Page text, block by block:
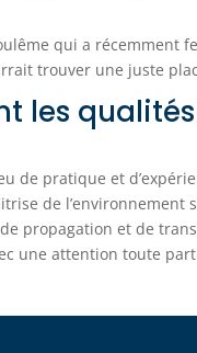
qui a
trouver une juste
les
de pratique et
de l’environnement
propagation et de
une attention toute